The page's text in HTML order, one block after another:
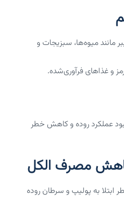
مانند میوه‌ها، سبزیجات و
غذاهای فرآوری‌شده.
عملکرد روده و کاهش خطر
مصرف الکل
ابتلا به پولیپ و سرطان روده